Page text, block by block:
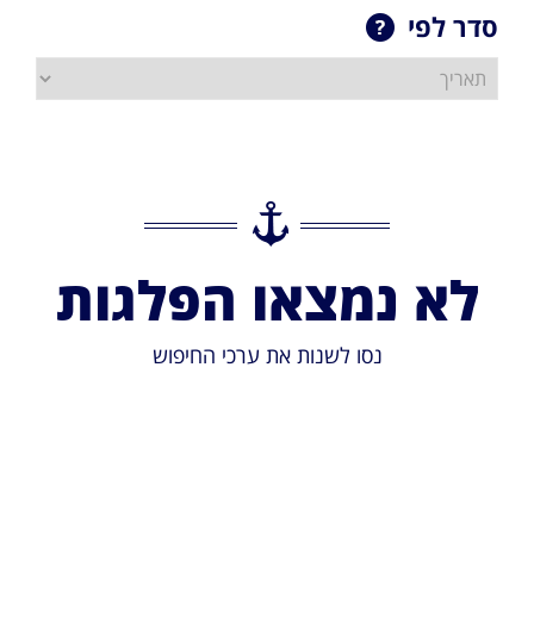
סדר לפי
לא נמצאו הפלגות
נסו לשנות את ערכי החיפוש